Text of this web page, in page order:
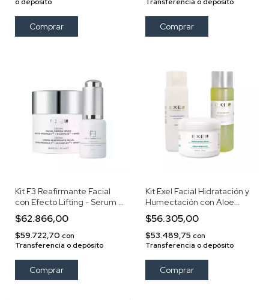
Kit F3 Reafirmante Facial
con Efecto Lifting - Serum +
Crema Facial Exel
$62.866,00
$59.722,70 con
Transferencia o depósito
Kit Exel Facial Hidratación y
Humectación con Aloe
Vera y Vitamina E
$56.305,00
$53.489,75 con
Transferencia o depósito